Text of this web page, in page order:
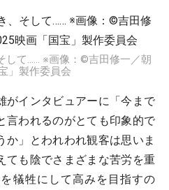
して…… ※画像：©吉田修一／朝
」製作委員会
がインタビュアーに「今まで
言われるのがとても印象的で
か」とわれわれ観客は思いま
ても陰でさまざまな苦労を重
犠牲にして高みを目指すの